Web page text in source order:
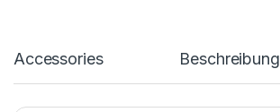
Accessories Beschreibung